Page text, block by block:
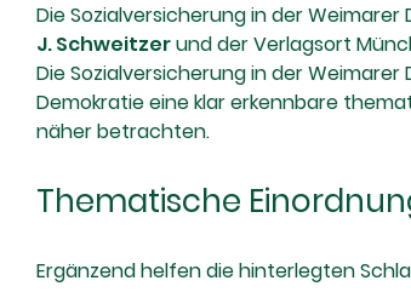
Die Sozialversicherung in der
J. Schweitzerund der Verlagsort
Die Sozialversicherung in der
Demokratie eine klar erkennbare
näher betrachten.
Thematische
Ergänzend helfen die hinterlegten